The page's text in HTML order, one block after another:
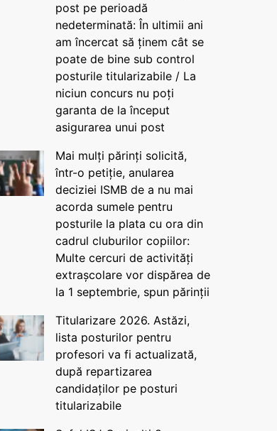
post pe perioadă
nedeterminată: În ultimii ani
am încercat să ținem cât se
poate de bine sub control
posturile titularizabile / La
niciun concurs nu poți
garanta de la început
asigurarea unui post
Mai mulți părinți solicită,
într-o petiție, anularea
deciziei ISMB de a nu mai
acorda sumele pentru
posturile la plata cu ora din
cadrul cluburilor copiilor:
Multe cercuri de activități
extrașcolare vor dispărea de
la 1 septembrie, spun părinții
Titularizare 2026. Astăzi,
lista posturilor pentru
profesori va fi actualizată,
după repartizarea
candidaților pe posturi
titularizabile